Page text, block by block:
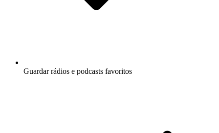
Guardar rádios e podcasts favoritos